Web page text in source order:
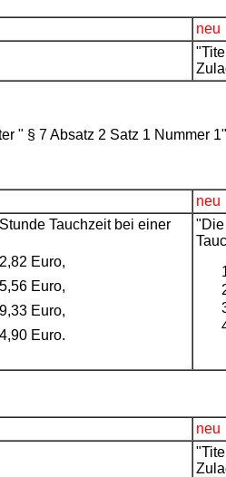
neu
" § 7 Absatz 2 Satz 1 Nummer
neu
Tauchzeit bei einer
Euro,
Euro,
Euro,
Euro.
"Die
neu